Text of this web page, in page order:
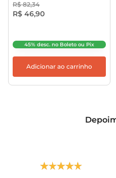
R$ 82,34
R$ 46,90
45% desc. no Boleto ou Pix
Adicionar ao carrinho